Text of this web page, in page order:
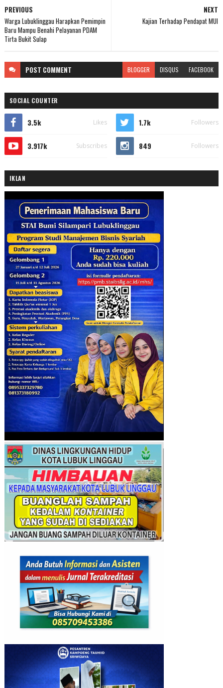
NEXT
Kajian Terhadap Pendapat MUI
PREVIOUS
Warga Lubuklinggau Harapkan Pemimpin
Baru Mampu Benahi Pelayanan PDAM
Tirta Bukit Sulap
POST COMMENT BLOGGER DISQUS FACEBOOK
SOCIAL COUNTER
3.5k Likes 1.7k Followers
3.917k Subscribes 849 Followers
IKLAN